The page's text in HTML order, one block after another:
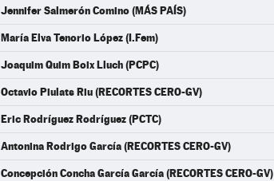
Jennifer Salmerón Comino (MÁS PAÍS)
María Elva Tenorio López (I.Fem)
Joaquim Quim Boix Lluch (PCPC)
Octavio Piulats Riu (RECORTES CERO-GV)
Eric Rodríguez Rodríguez (PCTC)
Antonina Rodrigo García (RECORTES CERO-GV)
Concepción Concha García García (RECORTES CERO-GV)